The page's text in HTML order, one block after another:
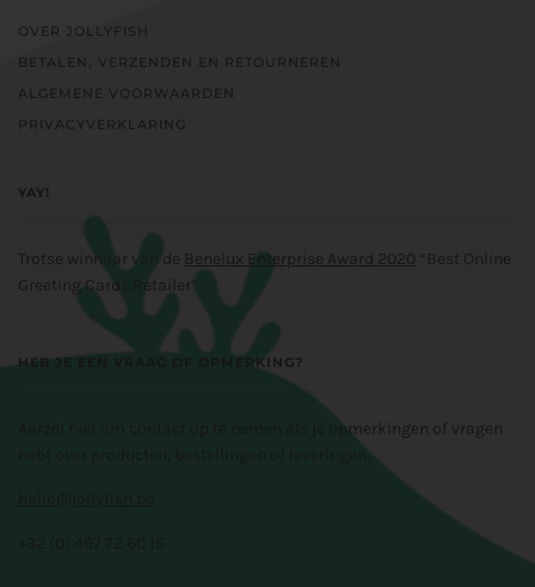
OVER JOLLYFISH
BETALEN, VERZENDEN EN RETOURNEREN
ALGEMENE VOORWAARDEN
PRIVACYVERKLARING
YAY!
Trotse winnaar van de Benelux Enterprise Award 2020 “Best Online
Greeting Cards Retailer”
HEB JE EEN VRAAG OF OPMERKING?
Aarzel niet om contact op te nemen als je opmerkingen of vragen
hebt over producten, bestellingen of leveringen.